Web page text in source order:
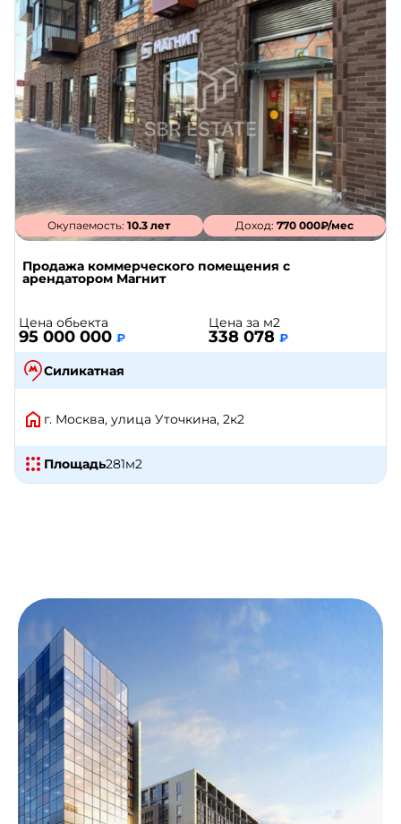
Окупаемость:10.3 лет Доход: 770 000₽/мес
Продажа коммерческого помещения с
арендатором Магнит
Цена обьекта
95 000 000 ₽
Цена за м2
338 078 ₽
Силикатная
г. Москва, улица Уточкина, 2к2
Площадь281м2